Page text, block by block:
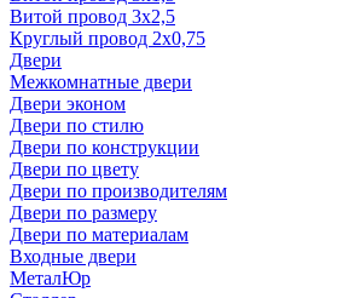
Витой провод 3x2,5
Круглый провод 2x0,75
Двери
Межкомнатные двери
Двери эконом
Двери по стилю
Двери по конструкции
Двери по цвету
Двери по производителям
Двери по размеру
Двери по материалам
Входные двери
МеталЮр